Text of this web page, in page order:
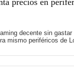
precios en
decente sin
mismo periféricos de